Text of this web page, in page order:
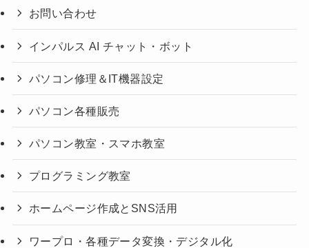
お問い合わせ
インパルス AI チャット・ボット
パソコン修理＆IT機器設定
パソコン各種販売
パソコン教室・スマホ教室
プログラミング教室
ホームページ作成とSNS活用
ワープロ・各種データ変換・デジタル化